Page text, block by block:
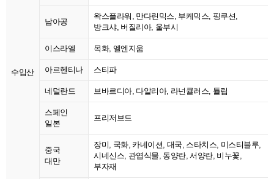
수입산
남아공
왁스플라워, 만다린믹스, 부케믹스, 핑쿠션,
방크샤, 버질리아, 울부시
이스라엘 목화, 엘엔지움
아르헨티나 스티파
네덜란드 브바르디아, 다알리아, 라넌큘러스, 튤립
스페인
일본
프리저브드
중국
대만
장미, 국화, 카네이션, 대국, 스타치스, 미스티블루,
시네신스, 관엽식물, 동양란, 서양란, 비누꽃,
부자재